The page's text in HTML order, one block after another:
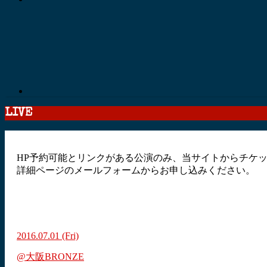
LIVE
HP予約可能とリンクがある公演のみ、当サイトからチケ
詳細ページのメールフォームからお申し込みください。
2016.07.01 (Fri)
@大阪BRONZE